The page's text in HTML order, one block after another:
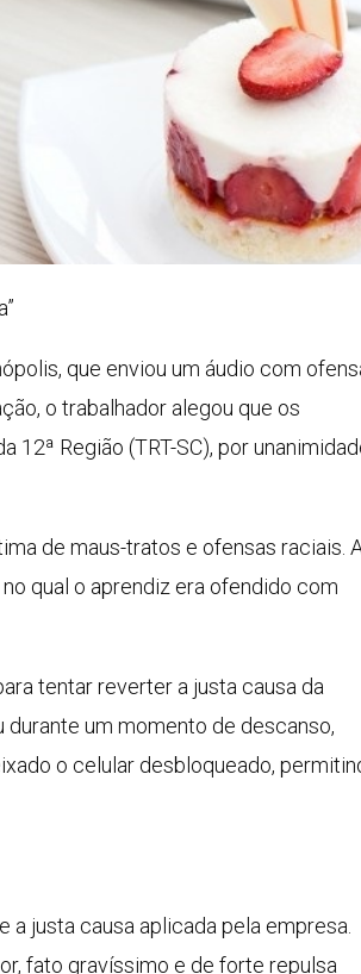
que enviou um áudio com
o trabalhador alegou que os
Região (TRT-SC), por
de maus-tratos e ofensas raciais.
qual o aprendiz era ofendido com
tentar reverter a justa causa da
durante um momento de descanso,
o celular desbloqueado,
a justa causa aplicada pela empresa.
fato gravíssimo e de forte repulsa